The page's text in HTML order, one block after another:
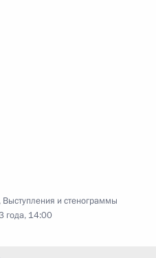
, Выступления и стенограммы
года, 14:00